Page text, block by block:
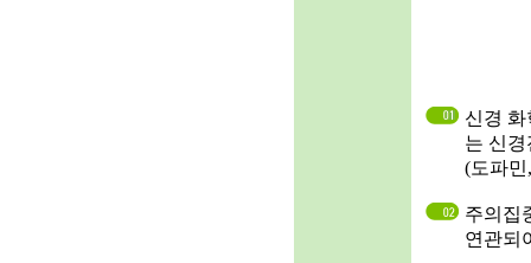
신경
는 신
(도파
주의집
연관되